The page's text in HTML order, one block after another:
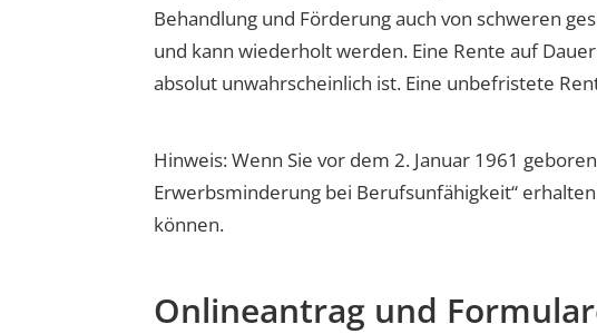
Behandlung und Förderung auch von schweren
und kann wiederholt werden. Eine Rente auf
absolut unwahrscheinlich ist. Eine unbefristete
Hinweis: Wenn Sie vor dem 2. Januar 1961
Erwerbsminderung bei Berufsunfähigkeit“
können.
Onlineantrag und